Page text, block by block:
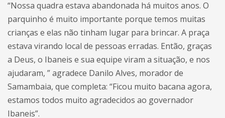
“Nossa quadra estava abandonada há muitos anos. O
parquinho é muito importante porque temos muitas
crianças e elas não tinham lugar para brincar. A praça
estava virando local de pessoas erradas. Então, graças
a Deus, o Ibaneis e sua equipe viram a situação, e nos
ajudaram, ” agradece Danilo Alves, morador de
Samambaia, que completa: “Ficou muito bacana agora,
estamos todos muito agradecidos ao governador
Ibaneis”.